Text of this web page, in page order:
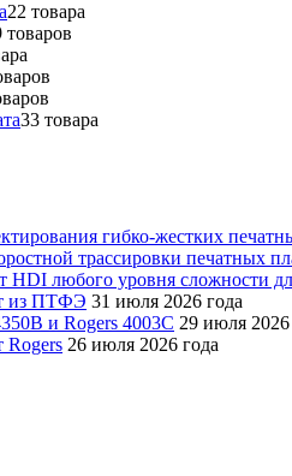
22 товара
товаров
33 товара
гибко-жестких
трассировки печатных
HDI любого уровня сложности
из ПТФЭ 31 июля 2026 года
и Rogers 4003C 29 июля 2026
Rogers 26 июля 2026 года